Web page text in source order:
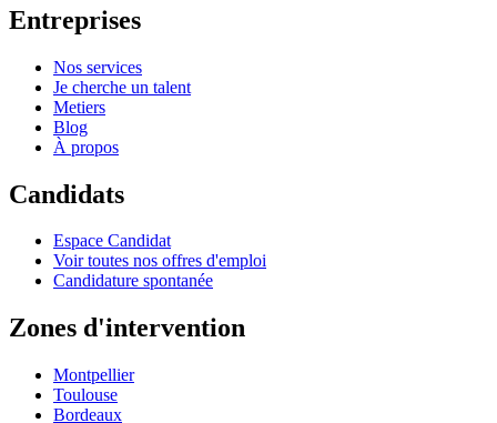
Entreprises
Nos services
Je cherche un talent
Metiers
Blog
À propos
Candidats
Espace Candidat
Voir toutes nos offres d'emploi
Candidature spontanée
Zones d'intervention
Montpellier
Toulouse
Bordeaux